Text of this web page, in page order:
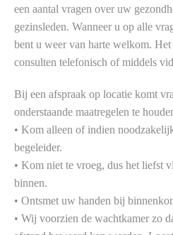
een aantal vragen over uw
gezinsleden. Wanneer u op alle
bent u weer van harte welkom.
consulten telefonisch of middels
Bij een afspraak op locatie komt
onderstaande maatregelen te
• Kom alleen of indien
begeleider.
• Kom niet te vroeg, dus het liefst
binnen.
• Ontsmet uw handen bij
• Wij voorzien de wachtkamer zo